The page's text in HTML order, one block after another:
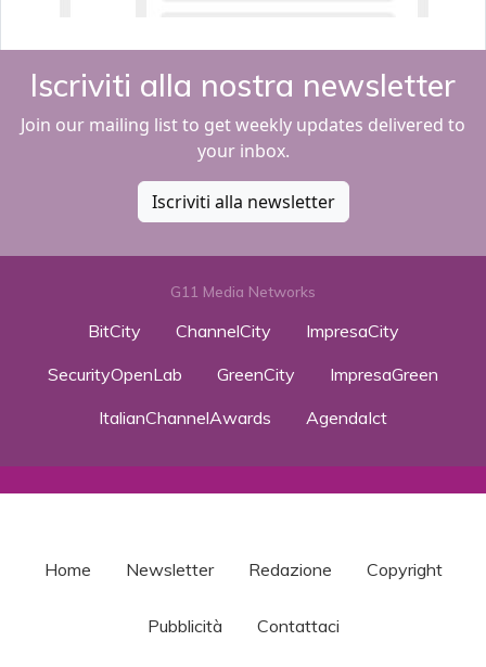
Iscriviti alla nostra newsletter
Join our mailing list to get weekly updates delivered to
your inbox.
Iscriviti alla newsletter
G11 Media Networks
BitCity ChannelCity
ImpresaCity
SecurityOpenLab
GreenCity
ImpresaGreen
ItalianChannelAwards
AgendaIct
Home Newsletter Redazione Copyright
Pubblicità Contattaci